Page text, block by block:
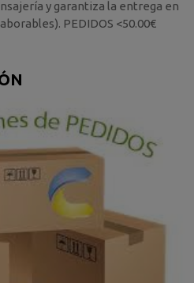
y garantiza la entrega en
PEDIDOS <50.00€